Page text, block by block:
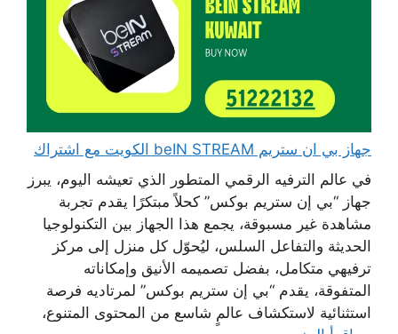
جهاز بي ان ستريم beIN STREAM الكويت مع اشتراك
في عالم الترفيه الرقمي المتطور الذي تعيشه اليوم، يبرز
جهاز “بي إن ستريم بوكس” كحلاً مبتكرًا يقدم تجربة
مشاهدة غير مسبوقة، يجمع هذا الجهاز بين التكنولوجيا
الحديثة والتفاعل السلس، ليُحوّل كل منزل إلى مركز
ترفيهي متكامل، بفضل تصميمه الأنيق وإمكاناته
المتفوقة، يقدم “بي إن ستريم بوكس” لمرتاديه فرصة
استثنائية لاستكشاف عالمٍ شاسع من المحتوى المتنوع،